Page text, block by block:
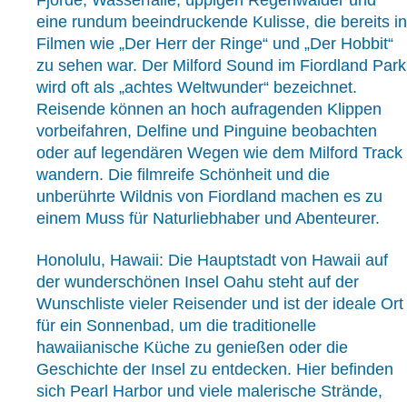
eine rundum beeindruckende Kulisse, die bereits in
Filmen wie „Der Herr der Ringe“ und „Der Hobbit“
zu sehen war. Der Milford Sound im Fiordland Park
wird oft als „achtes Weltwunder“ bezeichnet.
Reisende können an hoch aufragenden Klippen
vorbeifahren, Delfine und Pinguine beobachten
oder auf legendären Wegen wie dem Milford Track
wandern. Die filmreife Schönheit und die
unberührte Wildnis von Fiordland machen es zu
einem Muss für Naturliebhaber und Abenteurer.
Honolulu, Hawaii: Die Hauptstadt von Hawaii auf
der wunderschönen Insel Oahu steht auf der
Wunschliste vieler Reisender und ist der ideale Ort
für ein Sonnenbad, um die traditionelle
hawaiianische Küche zu genießen oder die
Geschichte der Insel zu entdecken. Hier befinden
sich Pearl Harbor und viele malerische Strände,